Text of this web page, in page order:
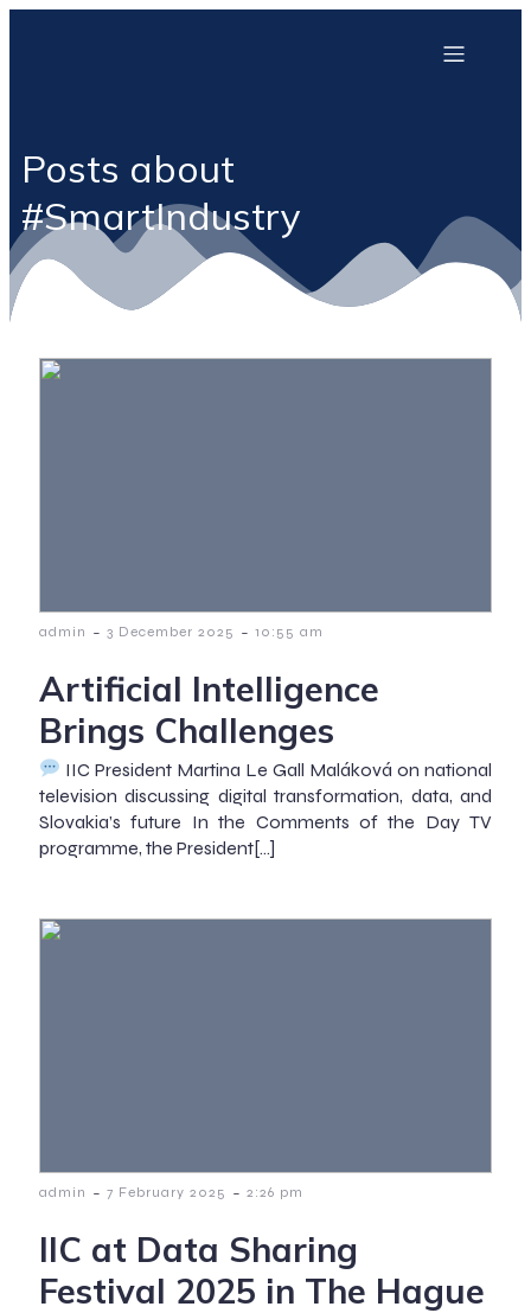
Posts about
#SmartIndustry
admin - 3 December 2025 - 10:55 am
Artificial Intelligence
Brings Challenges
IIC President Martina Le Gall Maláková on national
television discussing digital transformation, data, and
Slovakia’s future In the Comments of the Day TV
programme, the President[…]
admin - 7 February 2025 - 2:26 pm
IIC at Data Sharing
Festival 2025 in The Hague